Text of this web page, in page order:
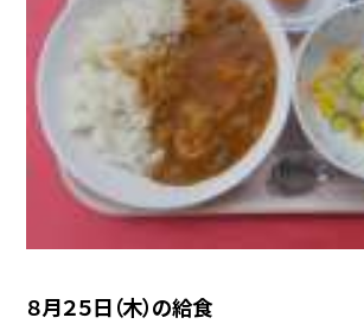
８月２５日（木）の給食